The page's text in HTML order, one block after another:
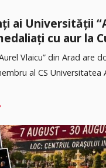
ai Universității
cu aur la
Vlaicu” din Arad are
al CS Universitatea